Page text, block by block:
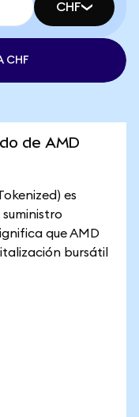
CHF
CHF
de AMD
es
que AMD
bursátil